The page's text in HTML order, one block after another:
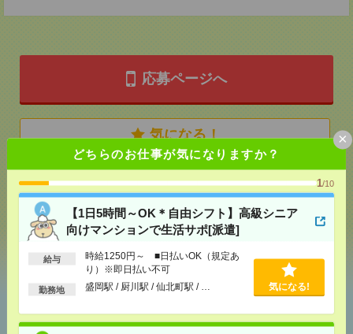
どちらのお仕事が気になりますか？
1/10
【1日5時間～OK＊自由シフト】高級シニア
向けマンションで生活サポ[派遣]
給与
時給1250円～ ■日払いOK（規定あ
り）※即日払い不可
勤務地 盛岡駅 / 厨川駅 / 仙北町駅 / … 気になる!
×
応募ページへ
気になる！
メールで送る LINEで送る
シェア
おすすめ